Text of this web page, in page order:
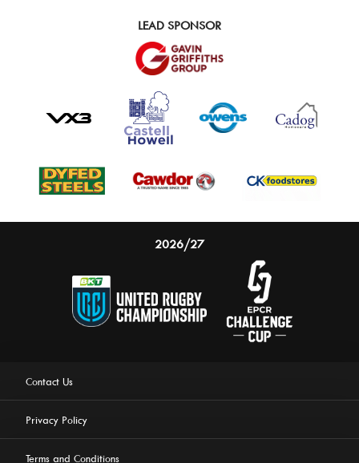
LEAD SPONSOR
2026/27
Contact Us
Privacy Policy
Terms and Conditions